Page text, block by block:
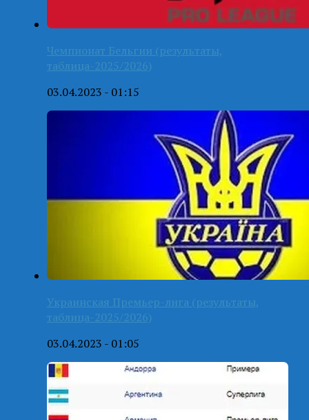
Чемпионат Бельгии (результаты,
таблица-2025/2026)
03.04.2023 - 01:15
Украинская Премьер-лига (результаты,
таблица-2025/2026)
03.04.2023 - 01:05